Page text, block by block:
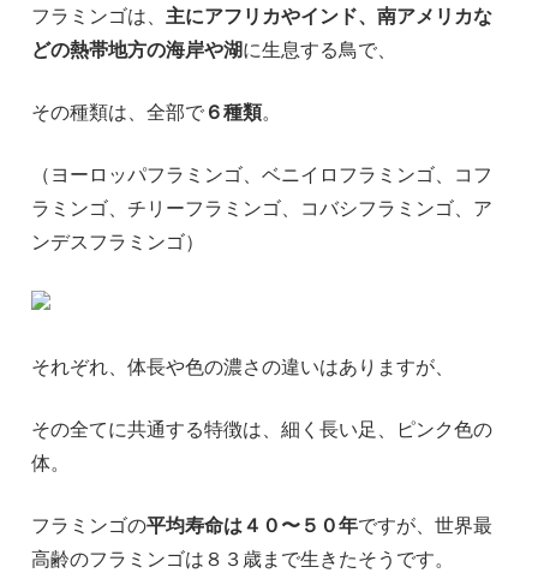
フラミンゴは、 主にアフリカやインド、南アメリカな
どの熱帯地方の海岸や湖に生息する鳥で、
その種類は、全部で６種類。
（ヨーロッパフラミンゴ、ベニイロフラミンゴ、コフ
ラミンゴ、チリーフラミンゴ、コバシフラミンゴ、ア
ンデスフラミンゴ）
それぞれ、体長や色の濃さの違いはありますが、
その全てに共通する特徴は、細く長い足、ピンク色の
体。
フラミンゴの平均寿命は４０〜５０年ですが、世界最
高齢のフラミンゴは８３歳まで生きたそうです。